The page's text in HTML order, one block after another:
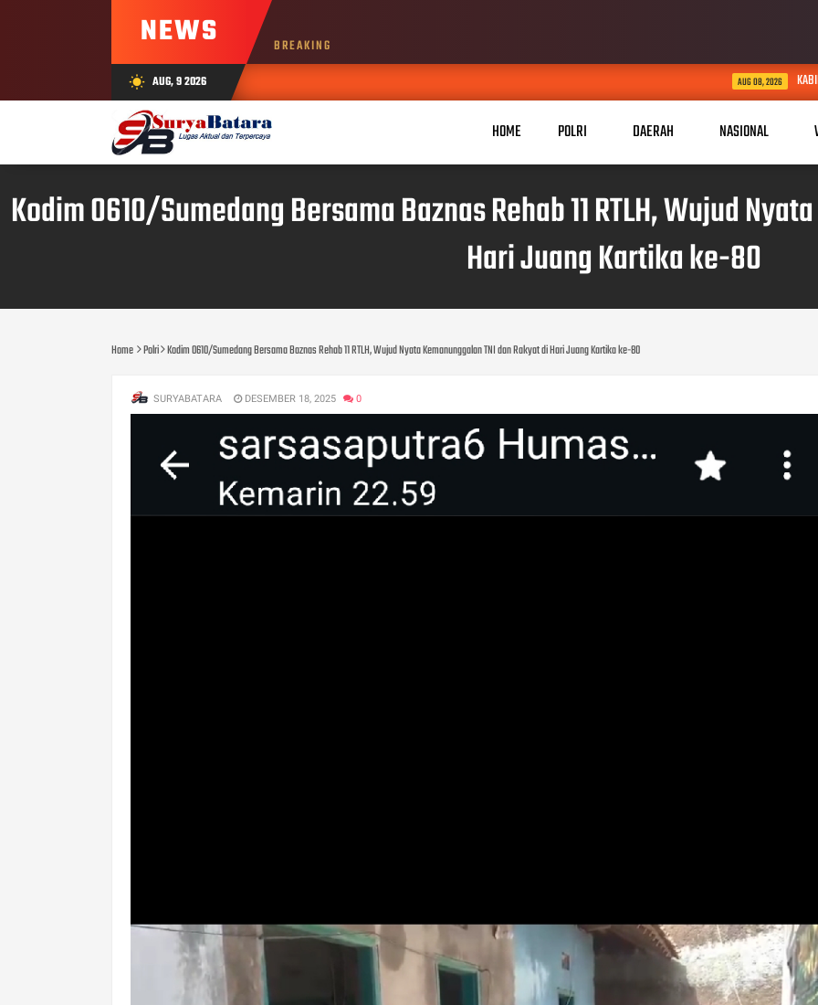
NEWS BREAKING
wb_sunny AUG, 9 2026 KABID HUMAS POLDA JABAR
HOME POLRI DAERAH NASIONAL
Kodim 0610/Sumedang Bersama Baznas Rehab 11 RTLH, Wujud
Hari Juang Kartika ke-80
Home Polri Kodim 0610/Sumedang Bersama Baznas Rehab 11 RTLH, Wujud Nyata Kemanunggalan TNI dan Rakyat di Hari Juang Kartika ke-80
SURYABATARA DESEMBER 18, 2025 0